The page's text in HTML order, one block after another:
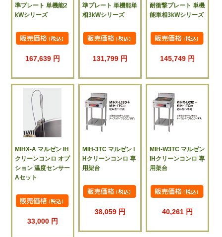
準プレート 単機能2
kWシリーズ
167,639 円
準プレート 単機能単
相3kWシリーズ
131,799 円
耐衝撃プレート 単機
能単相3kWシリーズ
145,749 円
MIHX-A マルゼン IH
クリーンコンロ オプ
ション 温度センサー
Aセット
33,000 円
MIH-3TC マルゼン I
Hクリーンコンロ 専
用架台
38,059 円
MIH-W3TC マルゼン
IHクリーンコンロ 専
用架台
40,261 円